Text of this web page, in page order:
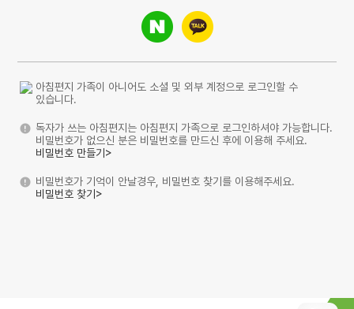
아침편지 가족이 아니어도 소셜 및 외부 계정으로 로그인할 수
있습니다.
독자가 쓰는 아침편지는 아침편지 가족으로 로그인하셔야 가능합니다.
비밀번호가 없으신 분은 비밀번호를 만드신 후에 이용해 주세요.
비밀번호 만들기>
비밀번호가 기억이 안날경우, 비밀번호 찾기를 이용해주세요.
비밀번호 찾기>